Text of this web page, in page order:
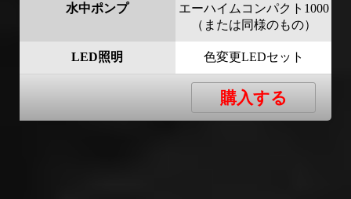
水中ポンプ
LED照明
エーハイムコンパクト1000
（または同様のもの）
色変更LEDセット
購入する